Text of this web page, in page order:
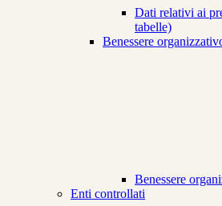
Dati relativi ai
tabelle)
Benessere
Benessere
Enti controllati